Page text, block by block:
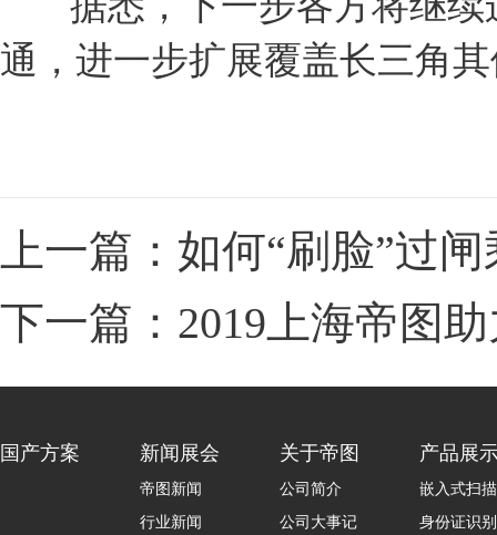
通，进一步扩展覆盖长三角
上一篇：如何“刷脸”过
下一篇：2019上海帝图
国产方案 新闻展会
帝图新闻
行业新闻
关于帝图
公司简介
公司大事记
产品展
嵌入式扫
身份证识